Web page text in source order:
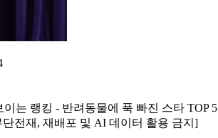
는 랭킹 - 반려동물에 푹 빠진 스타 TOP 5
전재, 재배포 및 AI 데이터 활용 금지]